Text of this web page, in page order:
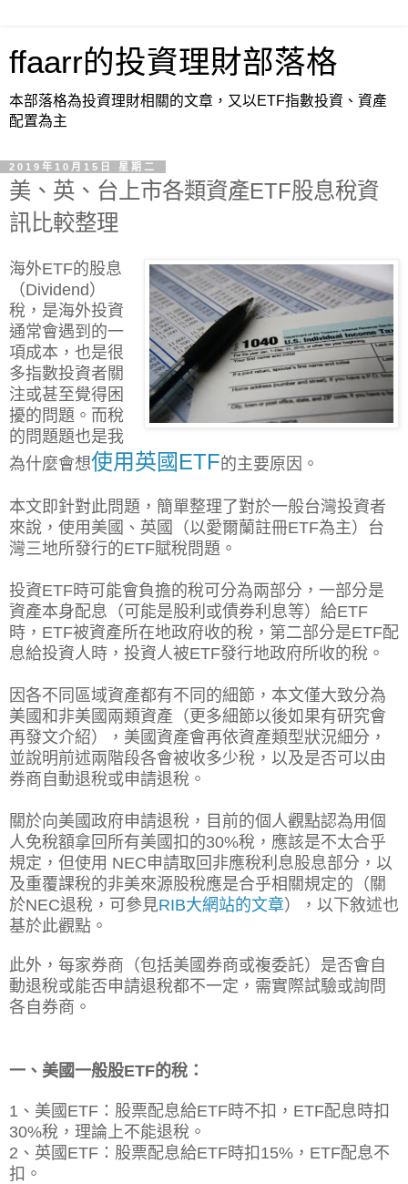
ffaarr的投資理財部落格
本部落格為投資理財相關的文章，又以ETF指數投資、資產
配置為主
2019年10月15日 星期二
美、英、台上市各類資產ETF股息稅資
訊比較整理
海外ETF的股息
（Dividend）
稅，是海外投資
通常會遇到的一
項成本，也是很
多指數投資者關
注或甚至覺得困
擾的問題。而稅
的問題題也是我
為什麼會想使用英國ETF的主要原因。
本文即針對此問題，簡單整理了對於一般台灣投資者
來說，使用美國、英國（以愛爾蘭註冊ETF為主）台
灣三地所發行的ETF賦稅問題。
投資ETF時可能會負擔的稅可分為兩部分，一部分是
資產本身配息（可能是股利或債券利息等）給ETF
時，ETF被資產所在地政府收的稅，第二部分是ETF配
息給投資人時，投資人被ETF發行地政府所收的稅。
因各不同區域資產都有不同的細節，本文僅大致分為
美國和非美國兩類資產（更多細節以後如果有研究會
再發文介紹），美國資產會再依資產類型狀況細分，
並說明前述兩階段各會被收多少稅，以及是否可以由
券商自動退稅或申請退稅。
關於向美國政府申請退稅，目前的個人觀點認為用個
人免稅額拿回所有美國扣的30%稅，應該是不太合乎
規定，但使用 NEC申請取回非應稅利息股息部分，以
及重覆課稅的非美來源股稅應是合乎相關規定的（關
於NEC退稅，可參見RIB大網站的文章），以下敘述也
基於此觀點。
此外，每家券商（包括美國券商或複委託）是否會自
動退稅或能否申請退稅都不一定，需實際試驗或詢問
各自券商。
一、美國一般股ETF的稅：
1、美國ETF：股票配息給ETF時不扣，ETF配息時扣
30%稅，理論上不能退稅。
2、英國ETF：股票配息給ETF時扣15%，ETF配息不
扣。